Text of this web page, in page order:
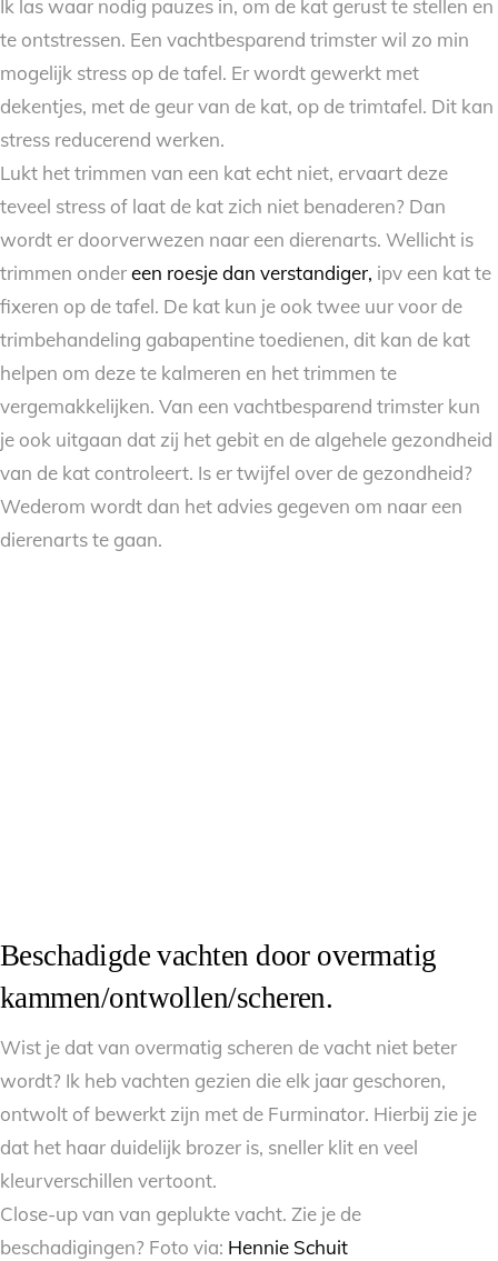
Ik las waar nodig pauzes in, om de kat gerust te stellen en
te ontstressen. Een vachtbesparend trimster wil zo min
mogelijk stress op de tafel. Er wordt gewerkt met
dekentjes, met de geur van de kat, op de trimtafel. Dit kan
stress reducerend werken.
Lukt het trimmen van een kat echt niet, ervaart deze
teveel stress of laat de kat zich niet benaderen? Dan
wordt er doorverwezen naar een dierenarts. Wellicht is
trimmen ondereen roesje dan verstandiger, ipv een kat te
fixeren op de tafel. De kat kun je ook twee uur voor de
trimbehandeling gabapentine toedienen, dit kan de kat
helpen om deze te kalmeren en het trimmen te
vergemakkelijken. Van een vachtbesparend trimster kun
je ook uitgaan dat zij het gebit en de algehele gezondheid
van de kat controleert. Is er twijfel over de gezondheid?
Wederom wordt dan het advies gegeven om naar een
dierenarts te gaan.
Beschadigde vachten door overmatig
kammen/ontwollen/scheren.
Wist je dat van overmatig scheren de vacht niet beter
wordt? Ik heb vachten gezien die elk jaar geschoren,
ontwolt of bewerkt zijn met de Furminator. Hierbij zie je
dat het haar duidelijk brozer is, sneller klit en veel
kleurverschillen vertoont.
Close-up van van geplukte vacht. Zie je de
beschadigingen? Foto via: Hennie Schuit